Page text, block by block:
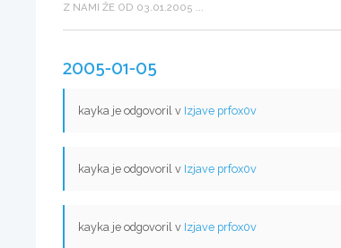
Z NAMI ŽE OD 03.01.2005 ...
2005-01-05
kayka je odgovoril v Izjave prfox0v
kayka je odgovoril v Izjave prfox0v
kayka je odgovoril v Izjave prfox0v